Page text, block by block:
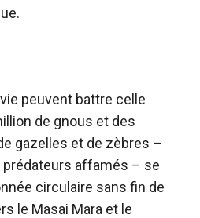
peuvent battre celle
de gnous et des
gazelles et de zèbres –
affamés – se
circulaire sans fin de
le Masai Mara et le